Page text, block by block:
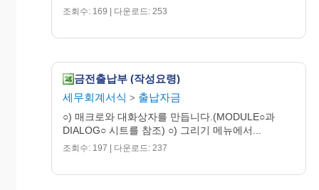
조회수: 169 | 다운로드: 253
금전출납부 (작성요령)
세무회계서식 > 출납자금
○) 매크로와 대화상자를 만듭니다.(MODULE○과
DIALOG○ 시트를 참조) ○) 그리기 메뉴에서...
조회수: 197 | 다운로드: 237